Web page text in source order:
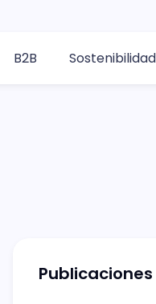
B2B Sostenibilidad